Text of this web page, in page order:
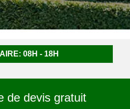
08H - 18H
de devis gratuit